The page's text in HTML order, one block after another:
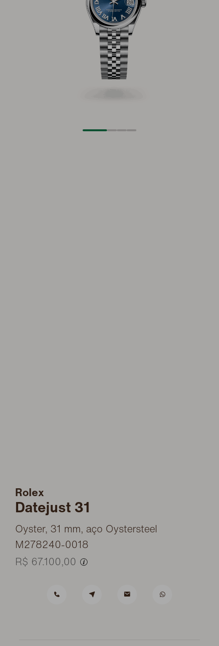
Rolex
Datejust 31
Oyster, 31 mm, aço Oystersteel
M278240-0018
R$ 67.100,00